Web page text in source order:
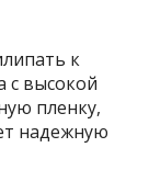
к
с высокой
пленку,
надежную